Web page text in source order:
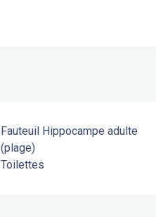
Fauteuil Hippocampe adulte
(plage)
Toilettes